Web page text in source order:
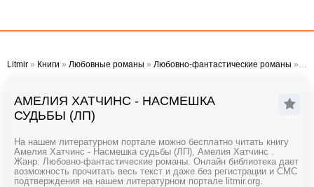
Litmir » Книги » Любовные романы » Любовно-фантастические романы » Амелия Хатчинс - Насмешка судьбы (ЛП)
АМЕЛИЯ ХАТЧИНС - НАСМЕШКА
СУДЬБЫ (ЛП)
На нашем литературном портале можно бесплатно читать книгу
Амелия Хатчинс - Насмешка судьбы (ЛП), Амелия Хатчинс .
Жанр: Любовно-фантастические романы. Онлайн библиотека дает
возможность прочитать весь текст и даже без регистрации и СМС
подтверждения на нашем литературном портале litmir.org.